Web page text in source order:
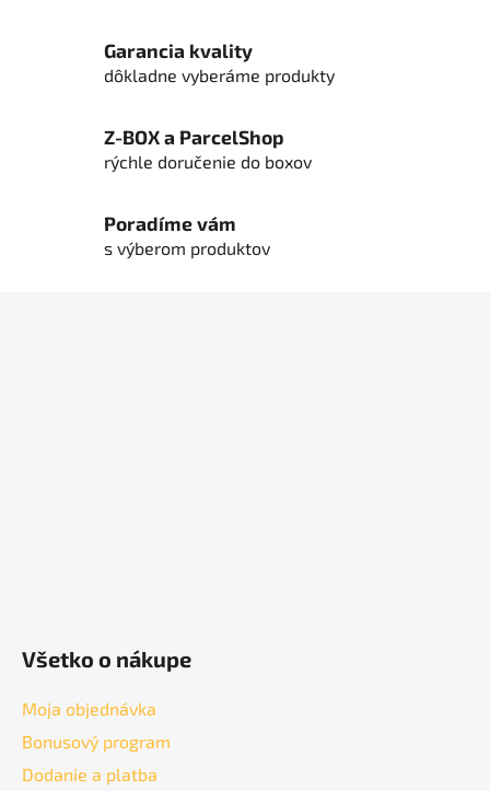
Garancia kvality
dôkladne vyberáme produkty
Z-BOX a ParcelShop
rýchle doručenie do boxov
Poradíme vám
s výberom produktov
Všetko o nákupe
Moja objednávka
Bonusový program
Dodanie a platba